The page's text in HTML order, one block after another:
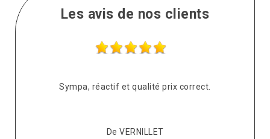
Les avis de nos clients
Sympa, réactif et qualité prix correct.
De VERNILLET